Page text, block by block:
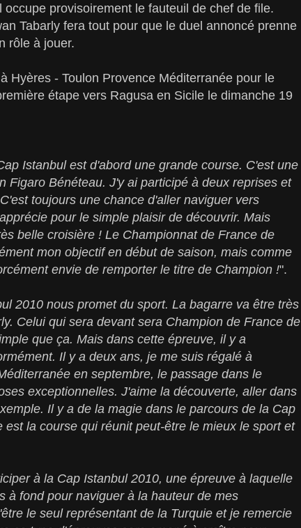
provisoirement le fauteuil de chef de file.
Tabarly fera tout pour que le duel annoncé prenne
rôle à jouer.
Hyères - Toulon Provence Méditerranée pour le
étape vers Ragusa en Sicile le dimanche 19
Istanbul est d'abord une grande course. C'est une
Figaro Bénéteau. J'y ai participé à deux reprises et
toujours une chance d'aller naviguer vers
pour le simple plaisir de découvrir. Mais
belle croisière ! Le Championnat de France de
mon objectif en début de saison, mais comme
envie de remporter le titre de Champion !".
2010 nous promet du sport. La bagarre va être très
Celui qui sera devant sera Champion de France de
que ça. Mais dans cette épreuve, il y a
Il y a deux ans, je me suis régalé à
en septembre, le passage dans le
exceptionnelles. J'aime la découverte, aller dans
Il y a de la magie dans le parcours de la Cap
la course qui réunit peut-être le mieux le sport et
à la Cap Istanbul 2010, une épreuve à laquelle
à fond pour naviguer à la hauteur de mes
le seul représentant de la Turquie et je remercie